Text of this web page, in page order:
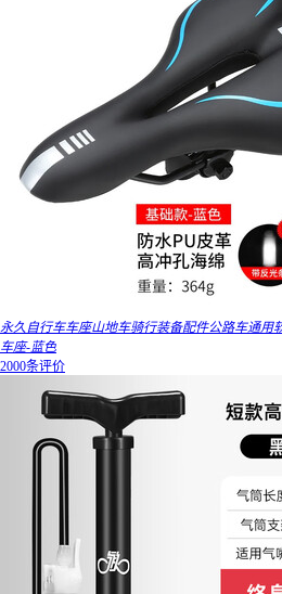
永久自行车车座山地车骑行装备配件公路车通用
车座-蓝色
2000条评价